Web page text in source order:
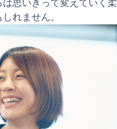
思いきって変えていく柔
れません。